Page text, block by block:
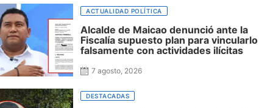
honor en Riohacha
ACTUALIDAD POLÍTICA
Alcalde de Maicao denunció ante la
Fiscalía supuesto plan para vincularlo
falsamente con actividades ilícitas
7 agosto, 2026
DESTACADAS